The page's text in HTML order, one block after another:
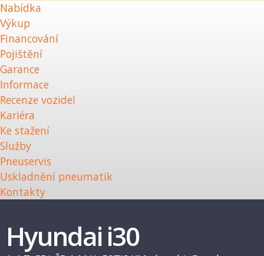
Nabídka
Výkup
Financování
Pojištění
Garance
Informace
Recenze vozidel
Kariéra
Ke stažení
Služby
Pneuservis
Uskladnění pneumatik
Kontakty
Hyundai i30